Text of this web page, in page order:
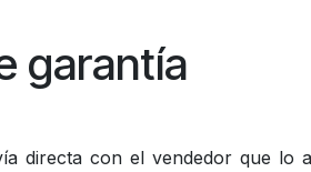
garantía
directa con el vendedor que lo